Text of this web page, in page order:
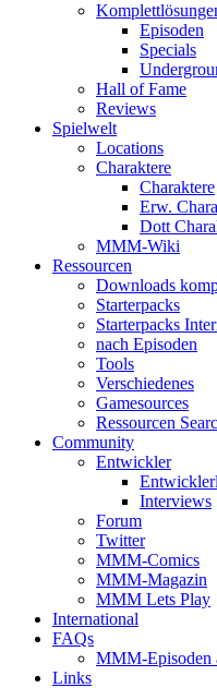
Episoden
Specials
Hall of Fame
Reviews
Spielwelt
Locations
Charaktere
Charaktere
Erw.
Dott
MMM-Wiki
Ressourcen
Downloads
Starterpacks
Starterpacks
nach Episoden
Tools
Verschiedenes
Gamesources
Ressourcen
Community
Entwickler
Interviews
Forum
Twitter
MMM-Comics
MMM-Magazin
MMM Lets Play
International
FAQs
MMM-Episoden
Links